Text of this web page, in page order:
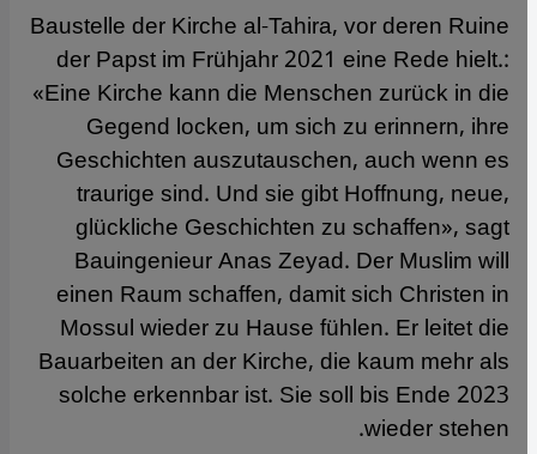
Baustelle der Kirche al-Tahira, vor deren Ruine
der Papst im Frühjahr 2021 eine Rede hielt.:
«Eine Kirche kann die Menschen zurück in die
Gegend locken, um sich zu erinnern, ihre
Geschichten auszutauschen, auch wenn es
traurige sind. Und sie gibt Hoffnung, neue,
glückliche Geschichten zu schaffen», sagt
Bauingenieur Anas Zeyad. Der Muslim will
einen Raum schaffen, damit sich Christen in
Mossul wieder zu Hause fühlen. Er leitet die
Bauarbeiten an der Kirche, die kaum mehr als
solche erkennbar ist. Sie soll bis Ende 2023
wieder stehen.